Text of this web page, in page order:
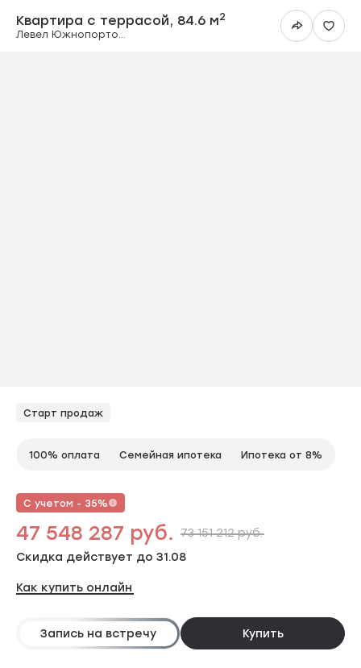
Квартира с
Квартира с террасой, 84.6 м2
Старт продаж
100% оплата Семейная ипотека Ипотека от 8%
С учетом - 35%
47 548 287 руб. 73 151 212 руб.
Скидка действует до 31.08
Как купить онлайн
Запись на встречу Купить